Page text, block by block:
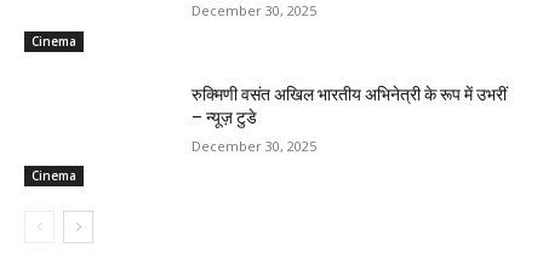
Cinema
December 30, 2025
Cinema
रुक्मिणी वसंत अखिल भारतीय अभिनेत्री के रूप में उभरीं
– न्यूज़ टुडे
December 30, 2025